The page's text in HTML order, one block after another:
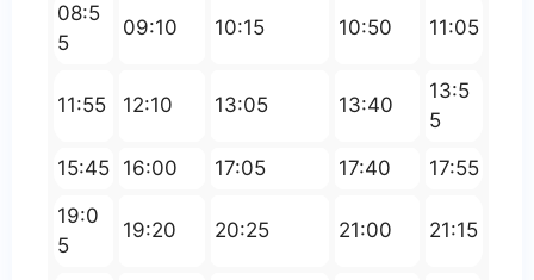
08:5
5
09:10 10:15 10:50 11:05
11:55 12:10 13:05 13:40
13:5
5
15:45 16:00 17:05 17:40
17:55
19:0
5
19:20 20:25 21:00 21:15